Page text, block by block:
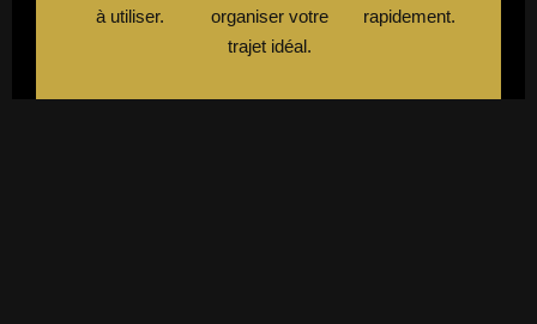
à utiliser.
organiser votre
trajet idéal.
rapidement.